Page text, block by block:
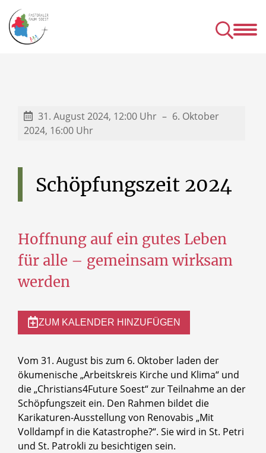
31. August 2024, 12:00 Uhr
6. Oktober
2024, 16:00 Uhr
Schöpfungszeit 2024
Hoffnung auf ein gutes Leben
für alle – gemeinsam wirksam
werden
ZUM KALENDER HINZUFÜGEN
Vom 31. August bis zum 6. Oktober laden der
ökumenische „Arbeitskreis Kirche und Klima“ und
die „Christians4Future Soest“ zur Teilnahme an der
Schöpfungszeit ein. Den Rahmen bildet die
Karikaturen-Ausstellung von Renovabis „Mit
Volldampf in die Katastrophe?“. Sie wird in St. Petri
und St. Patrokli zu besichtigen sein.